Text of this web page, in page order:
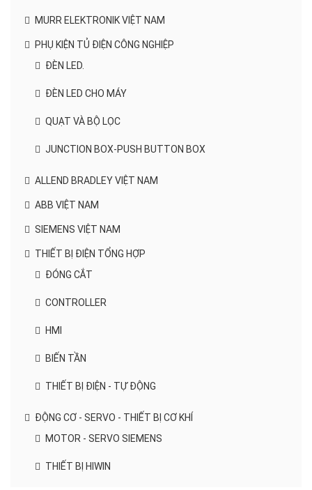
MURR ELEKTRONIK VIỆT NAM
PHỤ KIỆN TỦ ĐIỆN CÔNG NGHIỆP
ĐÈN LED.
ĐÈN LED CHO MÁY
QUẠT VÀ BỘ LỌC
JUNCTION BOX-PUSH BUTTON BOX
ALLEND BRADLEY VIỆT NAM
ABB VIỆT NAM
SIEMENS VIỆT NAM
THIẾT BỊ ĐIỆN TỔNG HỢP
ĐÓNG CẮT
CONTROLLER
HMI
BIẾN TẦN
THIẾT BỊ ĐIỆN - TỰ ĐỘNG
ĐỘNG CƠ - SERVO - THIẾT BỊ CƠ KHÍ
MOTOR - SERVO SIEMENS
THIẾT BỊ HIWIN